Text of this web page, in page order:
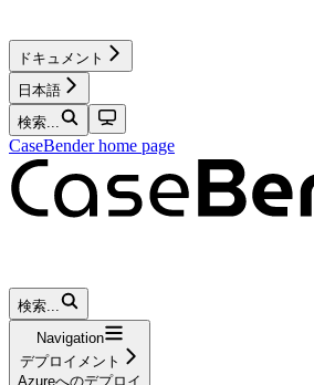
ドキュメント
日本語
検索...
CaseBenderhome page
検索...
Navigation
デプロイメント
Azureへのデプロイ